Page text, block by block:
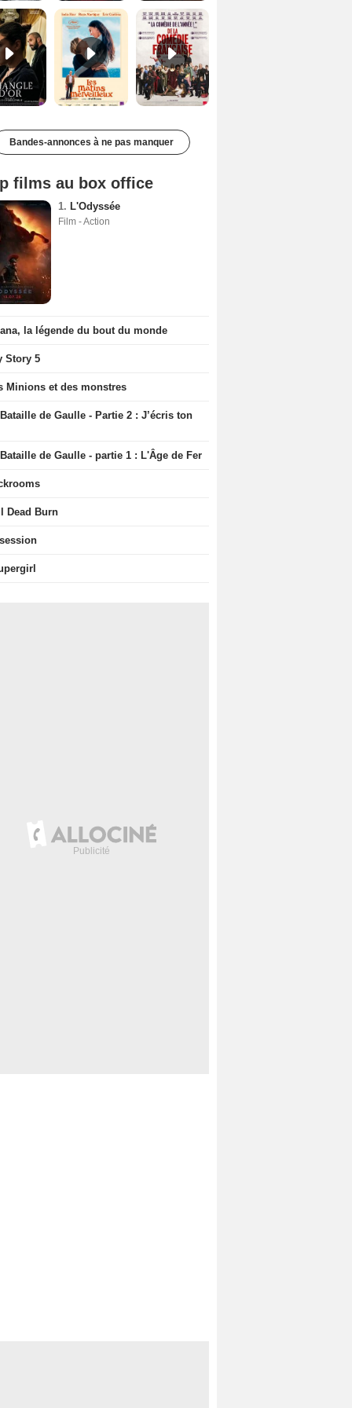
Bandes-annonces à ne pas manquer
films au box office
1. L'Odyssée
Film - Action
la légende du bout du monde
Story 5
Minions et des monstres
de Gaulle - Partie 2 : J’écris ton
de Gaulle - partie 1 : L'Âge de Fer
Dead Burn